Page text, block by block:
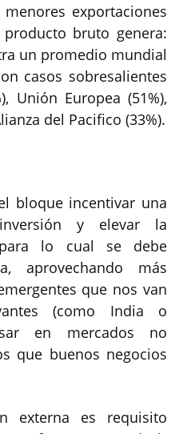
exportaciones
bruto genera:
un promedio mundial
casos sobresalientes
Unión Europea (51%),
del Pacifico (33%).
bloque incentivar una
y elevar la
para lo cual se debe
aprovechando más
que nos van
(como India o
en mercados no
que buenos negocios
externa es requisito